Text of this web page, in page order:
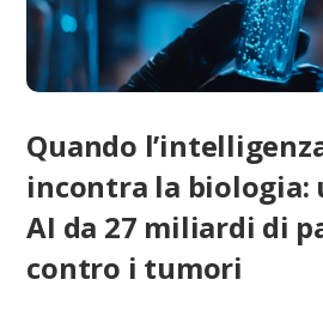
Quando
incontra la biologia:
AI da 27 miliardi di
contro i tumori